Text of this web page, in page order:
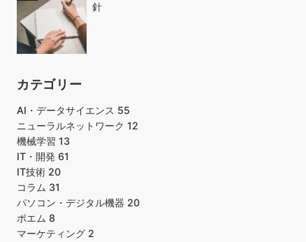
針
カテゴリー
AI・データサイエンス 55
ニューラルネットワーク 12
機械学習 13
IT・開発 61
IT技術 20
コラム 31
パソコン・デジタル機器 20
ポエム 8
マーケティング 2